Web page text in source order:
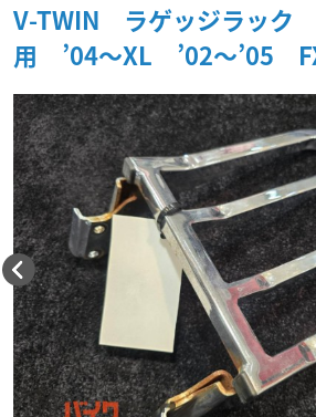
V-TWIN ラゲッジラック
用 ’04～XL ’02～’05